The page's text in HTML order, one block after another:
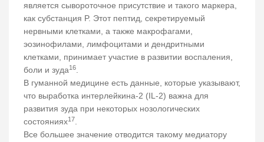
является сывороточное присутствие и такого маркера,
как субстанция P. Этот пептид, секретируемый
нервными клетками, а также макрофагами,
эозинофилами, лимфоцитами и дендритными
клетками, принимает участие в развитии воспаления,
боли и зуда16.
В гуманной медицине есть данные, которые указывают,
что выработка интерлейкина-2 (IL-2) важна для
развития зуда при некоторых нозологических
состояниях17.
Все большее значение отводится такому медиатору